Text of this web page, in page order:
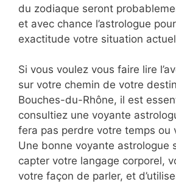
du zodiaque seront
et avec chance l’astrologue
exactitude votre situation
Si vous voulez vous faire lire
sur votre chemin de votre
Bouches-du-Rhône, il est
consultiez une voyante
fera pas perdre votre temps ou
Une bonne voyante astrologue
capter votre langage corporel,
votre façon de parler, et